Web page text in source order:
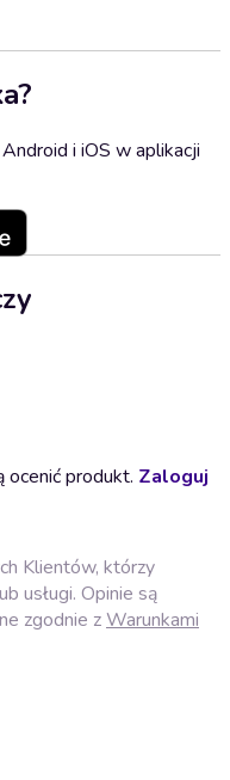
i iOS w aplikacji
ocenić produkt. Zaloguj
Klientów, którzy
usługi. Opinie są
zgodnie zWarunkami